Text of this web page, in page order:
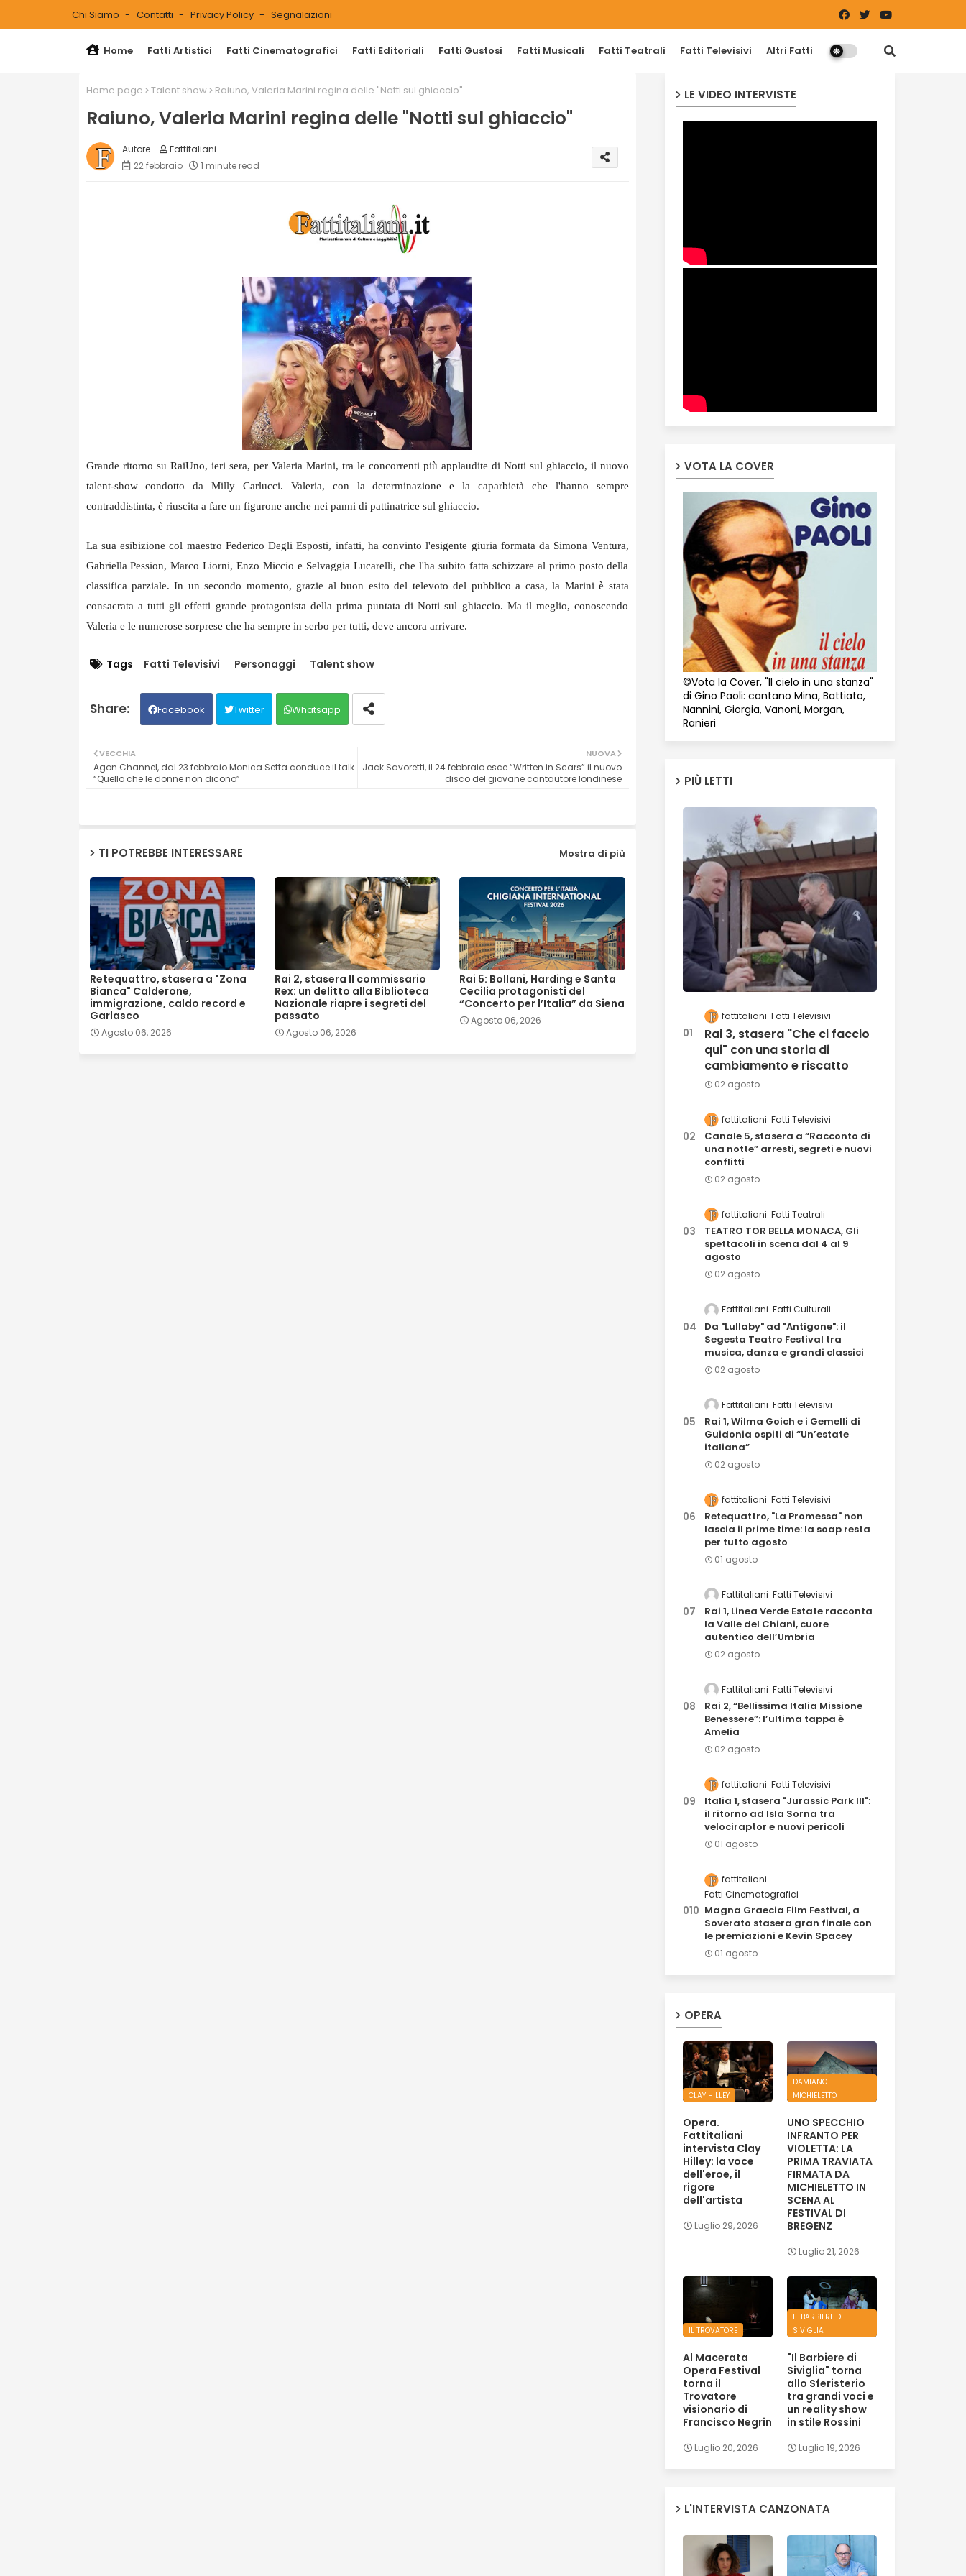
Chi Siamo Contatti Privacy Policy Segnalazioni
Home Fatti Artistici Fatti Cinematografici Fatti Editoriali Fatti Gustosi Fatti Musicali Fatti Teatrali Fatti Televisivi Altri Fatti
Home page Talent show Raiuno, Valeria Marini regina delle "Notti sul ghiaccio"
Raiuno, Valeria Marini regina delle "Notti sul ghiaccio"
Fattitaliani
22 febbraio
1 minute read
Grande ritorno su RaiUno, ieri sera, per Valeria Marini, tra le concorrenti più applaudite di Notti sul ghiaccio, il nuovo
talent-show condotto da Milly Carlucci. Valeria, con la determinazione e la caparbietà che l'hanno sempre
contraddistinta, è riuscita a fare un figurone anche nei panni di pattinatrice sul ghiaccio.
La sua esibizione col maestro Federico Degli Esposti, infatti, ha convinto l'esigente giuria formata da Simona Ventura,
Gabriella Pession, Marco Liorni, Enzo Miccio e Selvaggia Lucarelli, che l'ha subito fatta schizzare al primo posto della
classifica parziale. In un secondo momento, grazie al buon esito del televoto del pubblico a casa, la Marini è stata
consacrata a tutti gli effetti grande protagonista della prima puntata di Notti sul ghiaccio. Ma il meglio, conoscendo
Valeria e le numerose sorprese che ha sempre in serbo per tutti, deve ancora arrivare.
Tags Fatti Televisivi Personaggi Talent show
Facebook Twitter Whatsapp
NUOVA
Jack Savoretti, il 24 febbraio esce “Written in Scars” il nuovo
disco del giovane cantautore londinese
VECCHIA
Agon Channel, dal 23 febbraio Monica Setta conduce il talk
“Quello che le donne non dicono”
TI POTREBBE INTERESSARE Mostra di più
Retequattro, stasera a "Zona
Bianca" Calderone,
immigrazione, caldo record e
Garlasco
Agosto 06, 2026
Rai 2, stasera Il commissario
Rex: un delitto alla Biblioteca
Nazionale riapre i segreti del
passato
Agosto 06, 2026
Rai 5: Bollani, Harding e Santa
Cecilia protagonisti del
“Concerto per l’Italia” da Siena
Agosto 06, 2026
LE VIDEO INTERVISTE
VOTA LA COVER
©Vota la Cover, "Il cielo in una stanza"
di Gino Paoli: cantano Mina, Battiato,
Nannini, Giorgia, Vanoni, Morgan,
Ranieri
PIÙ LETTI
fattitaliani Fatti Televisivi
Rai 3, stasera "Che ci faccio
qui" con una storia di
cambiamento e riscatto
02 agosto
fattitaliani Fatti Televisivi
Canale 5, stasera a “Racconto di
una notte” arresti, segreti e nuovi
conflitti
02 agosto
fattitaliani Fatti Teatrali
TEATRO TOR BELLA MONACA, Gli
spettacoli in scena dal 4 al 9
agosto
02 agosto
Fattitaliani Fatti Culturali
Da "Lullaby" ad "Antigone": il
Segesta Teatro Festival tra
musica, danza e grandi classici
02 agosto
Fattitaliani Fatti Televisivi
Rai 1, Wilma Goich e i Gemelli di
Guidonia ospiti di “Un’estate
italiana”
02 agosto
fattitaliani Fatti Televisivi
Retequattro, "La Promessa" non
lascia il prime time: la soap resta
per tutto agosto
01 agosto
Fattitaliani Fatti Televisivi
Rai 1, Linea Verde Estate racconta
la Valle del Chiani, cuore
autentico dell’Umbria
02 agosto
Fattitaliani Fatti Televisivi
Rai 2, “Bellissima Italia Missione
Benessere”: l’ultima tappa è
Amelia
02 agosto
fattitaliani Fatti Televisivi
Italia 1, stasera "Jurassic Park III":
il ritorno ad Isla Sorna tra
velociraptor e nuovi pericoli
01 agosto
fattitaliani
Fatti Cinematografici
Magna Graecia Film Festival, a
Soverato stasera gran finale con
le premiazioni e Kevin Spacey
01 agosto
OPERA
CLAY HILLEY
Opera.
Fattitaliani
intervista Clay
Hilley: la voce
dell'eroe, il
rigore
dell'artista
Luglio 29, 2026
DAMIANO
MICHIELETTO
UNO SPECCHIO
INFRANTO PER
VIOLETTA: LA
PRIMA TRAVIATA
FIRMATA DA
MICHIELETTO IN
SCENA AL
FESTIVAL DI
BREGENZ
Luglio 21, 2026
IL TROVATORE
Al Macerata
Opera Festival
torna il
Trovatore
visionario di
Francisco Negrin
Luglio 20, 2026
IL BARBIERE DI
SIVIGLIA
"Il Barbiere di
Siviglia" torna
allo Sferisterio
tra grandi voci e
un reality show
in stile Rossini
Luglio 19, 2026
L'INTERVISTA CANZONATA